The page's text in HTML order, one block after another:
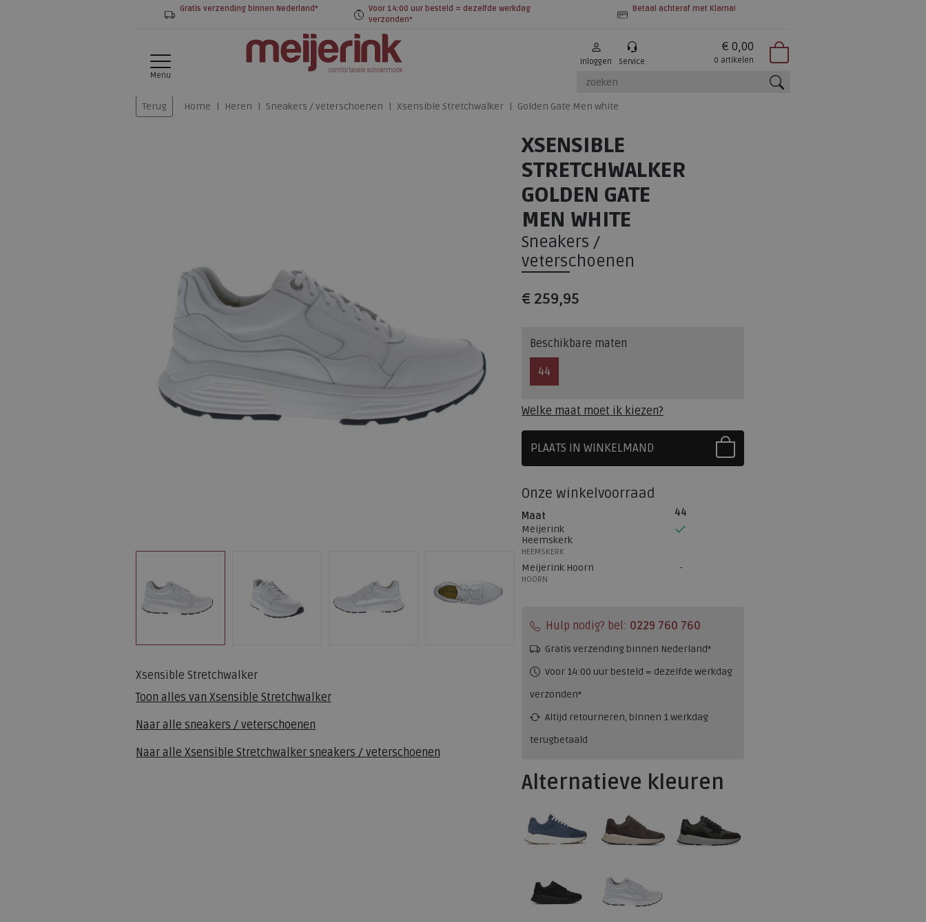
Gratis verzending binnen Nederland*
Voor 14:00 uur besteld = dezelfde werkdag
verzonden*
Betaal achteraf met Klarna!
Menu
Inloggen Service
€ 0,00
0 artikelen
Terug Home Heren Sneakers / veterschoenen Xsensible Stretchwalker Golden Gate Men white
Xsensible Stretchwalker
Toon alles van Xsensible Stretchwalker
Naar alle sneakers / veterschoenen
Naar alle Xsensible Stretchwalker sneakers / veterschoenen
XSENSIBLE
STRETCHWALKER
GOLDEN GATE
MEN WHITE
Sneakers /
veterschoenen
€ 259,95
Beschikbare maten
44
Welke maat moet ik kiezen?
PLAATS IN WINKELMAND
Onze winkelvoorraad
Maat
44
Meijerink
Heemskerk
HEEMSKERK
Meijerink Hoorn
HOORN
Hulp nodig? bel: 0229 760 760
Gratis verzending binnen Nederland*
Voor 14:00 uur besteld = dezelfde werkdag
verzonden*
Altijd retourneren, binnen 1 werkdag
terugbetaald
Alternatieve kleuren